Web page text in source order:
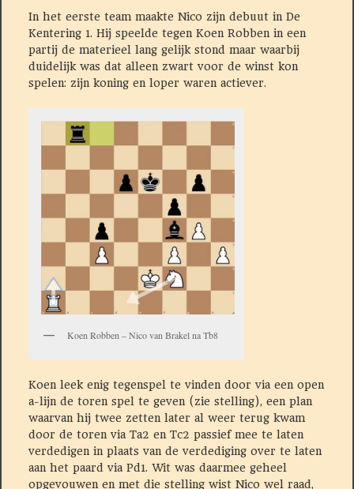
In het eerste team maakte Nico zijn debuut in De
Kentering 1. Hij speelde tegen Koen Robben in een
partij de materieel lang gelijk stond maar waarbij
duidelijk was dat alleen zwart voor de winst kon
spelen: zijn koning en loper waren actiever.
Koen Robben – Nico van Brakel na Tb8
Koen leek enig tegenspel te vinden door via een open
a-lijn de toren spel te geven (zie stelling), een plan
waarvan hij twee zetten later al weer terug kwam
door de toren via Ta2 en Tc2 passief mee te laten
verdedigen in plaats van de verdediging over te laten
aan het paard via Pd1. Wit was daarmee geheel
opgevouwen en met die stelling wist Nico wel raad,